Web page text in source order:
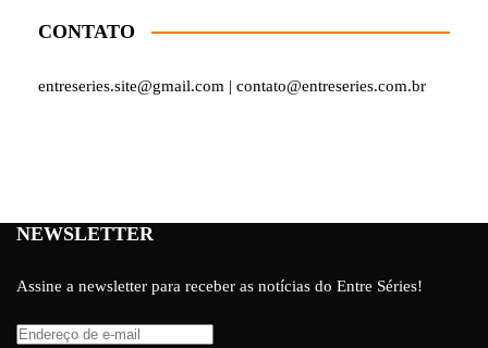
CONTATO
entreseries.site@gmail.com | contato@entreseries.com.br
NEWSLETTER
Assine a newsletter para receber as notícias do Entre Séries!
Endereço